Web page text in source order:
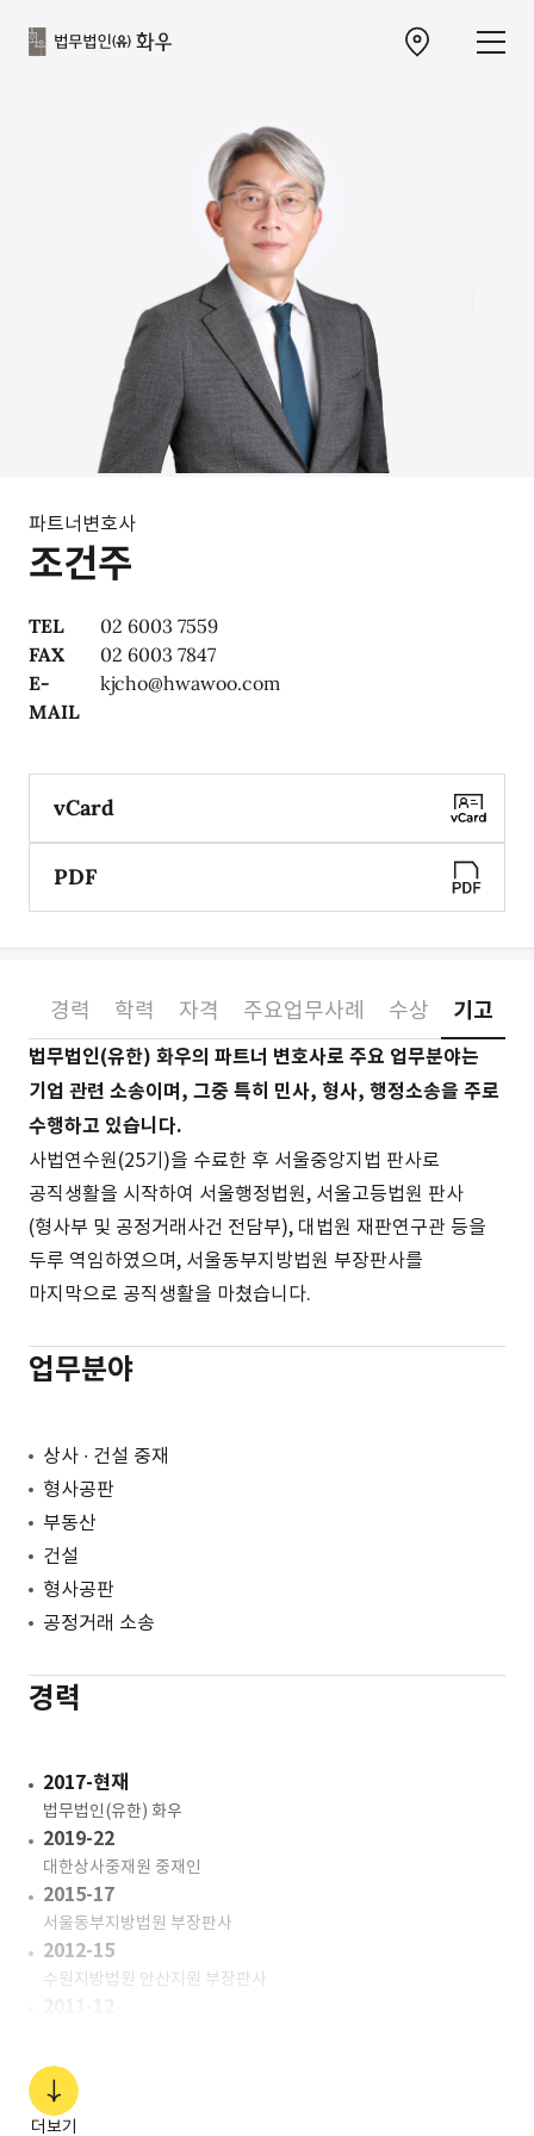
조건주
파트너변호사
TEL
02 6003 7559
FAX
02 6003 7847
E-
MAIL
kjcho@hwawoo.com
vCard
PDF
법무법인(유한) 화우의 파트너 변호사로 주요 업무분야는
기업 관련 소송이며, 그중 특히 민사, 형사, 행정소송을 주로
수행하고 있습니다.
사법연수원(25기)을 수료한 후 서울중앙지법 판사로
공직생활을 시작하여 서울행정법원, 서울고등법원 판사
(형사부 및 공정거래사건 전담부), 대법원 재판연구관 등을
두루 역임하였으며, 서울동부지방법원 부장판사를
마지막으로 공직생활을 마쳤습니다.
업무분야
상사 ∙ 건설 중재
형사공판
부동산
건설
형사공판
공정거래 소송
경력
2017-현재
법무법인(유한) 화우
2019-22
대한상사중재원 중재인
2015-17
서울동부지방법원 부장판사
2012-15
수원지방법원 안산지원 부장판사
2009-11
대법원 재판연구관
2007-09
더보기
경력 학력 자격 주요업무사례 수상 기고